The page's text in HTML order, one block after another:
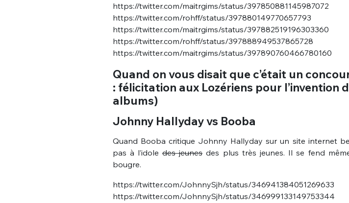
https://twitter.com/maitrgims/status/397850881145987072
https://twitter.com/rohff/status/397880149770657793
https://twitter.com/maitrgims/status/397882519196303360
https://twitter.com/rohff/status/397888949537865728
https://twitter.com/maitrgims/status/397890760466780160
Quand on vous disait que c’était un
: félicitation aux Lozériens pour l’invention
albums)
Johnny Hallyday vs Booba
Quand Booba critique Johnny Hallyday sur un site internet
pas à l’idoledes jeunesdes plus très jeunes. Il se fend
bougre.
https://twitter.com/JohnnySjh/status/346941384051269633
https://twitter.com/JohnnySjh/status/346999133149753344
Bienvenue !
PSEUDO*
EMAIL*
VOTRE PARTICIPATION
Que souhaitez-vous proposer ?